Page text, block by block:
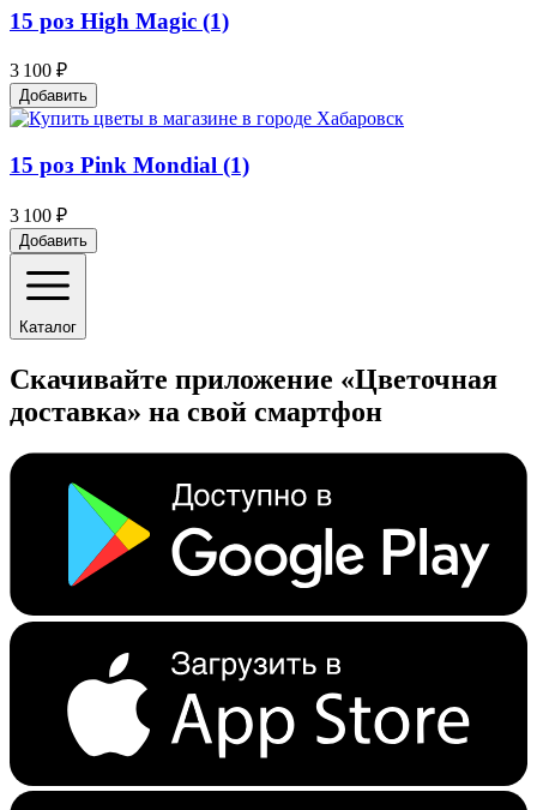
15 роз High Magic (1)
3 100 ₽
Добавить
15 роз Pink Mondial (1)
3 100 ₽
Добавить
Каталог
Скачивайте приложение «Цветочная
доставка» на свой смартфон